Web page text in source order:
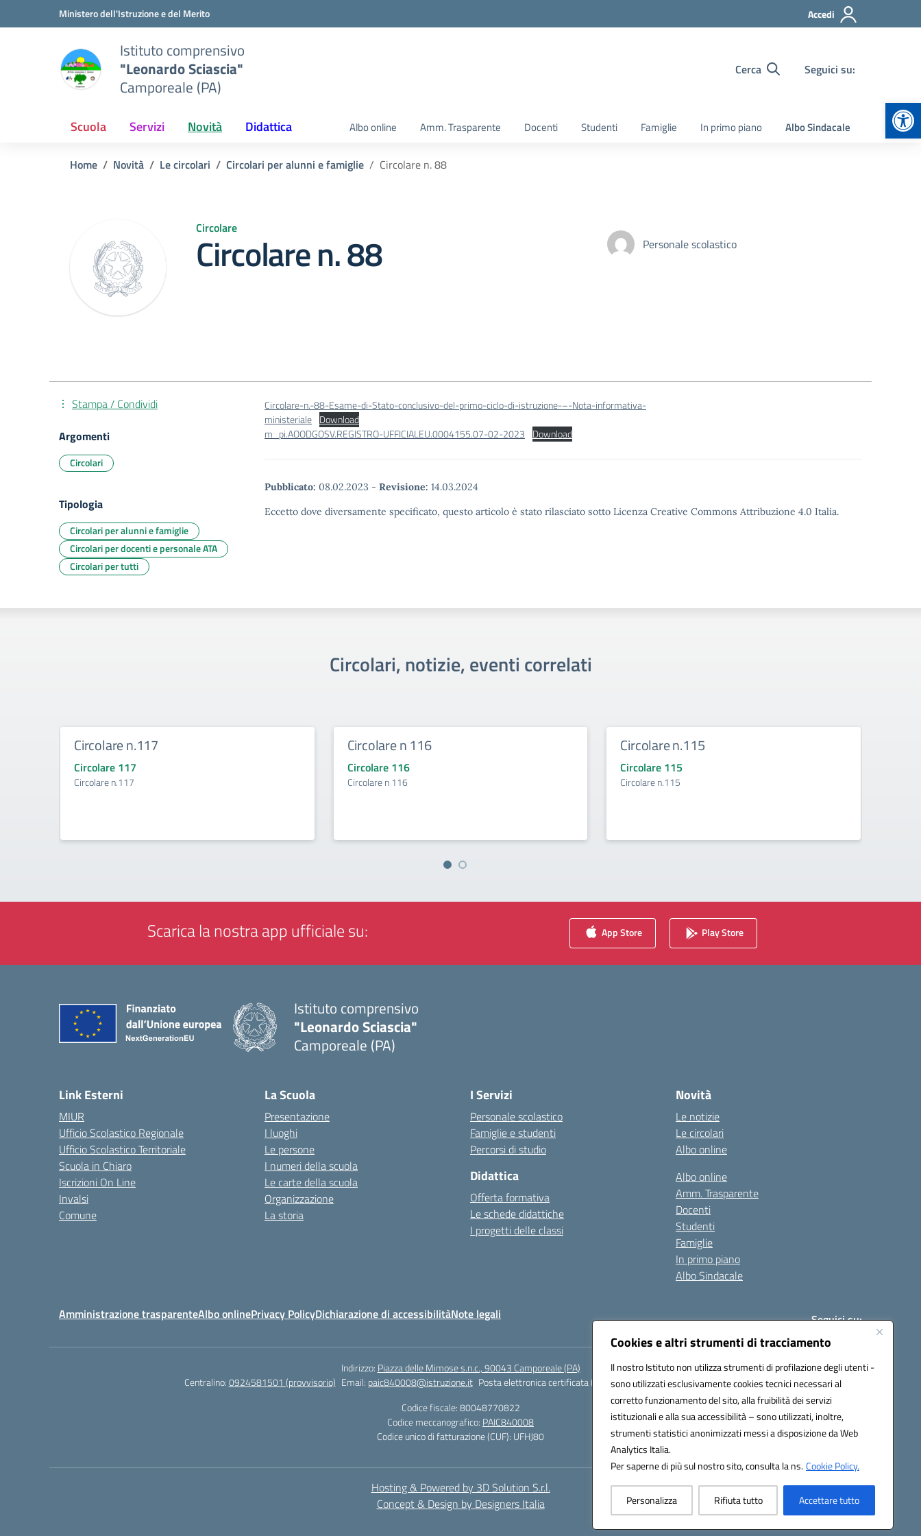
Cookies e altri strumenti di tracciamento
Il nostro Istituto non utilizza strumenti di profilazione degli utenti -
sono utilizzati esclusivamente cookies tecnici necessari al
corretto funzionamento del sito, alla fruibilità dei servizi
istituzionali e alla sua accessibilità – sono utilizzati, inoltre,
strumenti statistici anonimizzati messi a disposizione da Web
Analytics Italia.
Per saperne di più sul nostro sito, consulta la ns.Cookie Policy.
Personalizza Rifiuta tutto Accettare tutto
Vai ai contenuti
Vai al menu di navigazioneMinistero dell'Istruzione e del Merito Accedi
Istituto comprensivo
"Leonardo Sciascia"
Camporeale (PA)
Cerca Seguici su:
Scuola Servizi Novità Didattica Albo online Amm. Trasparente Docenti Studenti Famiglie In primo piano Albo Sindacale
Home Novità Le circolari Circolari per alunni e famiglie Circolare n. 88
Circolare
Circolare n. 88 Personale scolastico
Circolare-n.-88-Esame-di-Stato-conclusivo-del-primo-ciclo-di-istruzione-–-Nota-informativa-
ministeriale Download
m_pi.AOODGOSV.REGISTRO-UFFICIALEU.0004155.07-02-2023 Download
Pubblicato: 08.02.2023 - Revisione: 14.03.2024
Eccetto dove diversamente specificato, questo articolo è stato rilasciato sotto Licenza Creative Commons Attribuzione 4.0 Italia.
Stampa / Condividi
Argomenti
Circolari
Tipologia
Circolari per alunni e famiglie
Circolari per docenti e personale ATA
Circolari per tutti
Circolari, notizie, eventi correlati
Circolare n.117
Circolare 117
Circolare n.117
Circolare n 116
Circolare 116
Circolare n 116
Circolare n.115
Circolare 115
Circolare n.115
Scarica la nostra app ufficiale su: App Store Play Store
Istituto comprensivo
"Leonardo Sciascia"
Camporeale (PA)
Link Esterni
MIUR
Ufficio Scolastico Regionale
Ufficio Scolastico Territoriale
Scuola in Chiaro
Iscrizioni On Line
Invalsi
Comune
La Scuola
Presentazione
I luoghi
Le persone
I numeri della scuola
Le carte della scuola
Organizzazione
La storia
I Servizi
Personale scolastico
Famiglie e studenti
Percorsi di studio
Didattica
Offerta formativa
Le schede didattiche
I progetti delle classi
Novità
Le notizie
Le circolari
Albo online
Albo online
Amm. Trasparente
Docenti
Studenti
Famiglie
In primo piano
Albo Sindacale
Amministrazione trasparenteAlbo onlinePrivacy PolicyDichiarazione di accessibilitàNote legali Seguici su:
Indirizzo: Piazza delle Mimose s.n.c., 90043 Camporeale (PA)
Centralino:0924581501 (provvisorio) Email: paic840008@istruzione.it Posta elettronica certificata (PEC):paic840008@pec.istruzione.it
Codice fiscale: 80048770822
Codice meccanografico: PAIC840008
Codice unico di fatturazione (CUF): UFHJ80
Hosting & Powered by 3D Solution S.r.l.
Concept & Design by Designers Italia